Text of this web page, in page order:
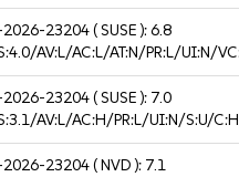
2026-23204( SUSE ):6.8
AV:L/AC:L/AT:N/PR:L/UI:N/
2026-23204( SUSE ): 7.0
AV:L/AC:H/PR:L/UI:N/S:U/
2026-23204( NVD ): 7.1